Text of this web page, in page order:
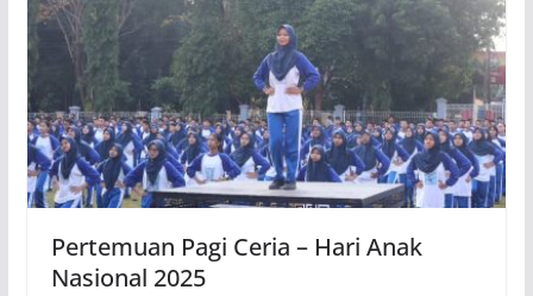
Pertemuan Pagi Ceria – Hari Anak
Nasional 2025